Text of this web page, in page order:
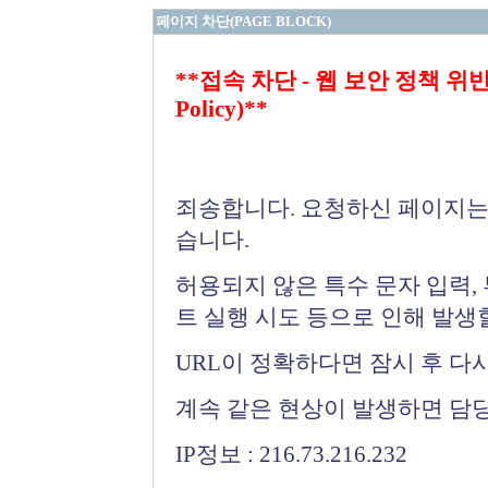
페이지 차단(PAGE BLOCK)
**접속 차단 - 웹 보안 정책 위
Policy)**
죄송합니다. 요청하신 페이지
습니다.
허용되지 않은 특수 문자 입력
트 실행 시도 등으로 인해 발생
URL이 정확하다면 잠시 후 다
계속 같은 현상이 발생하면 담
IP정보 : 216.73.216.232